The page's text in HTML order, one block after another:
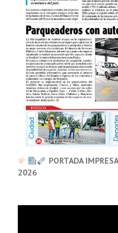
PORTADA
2026